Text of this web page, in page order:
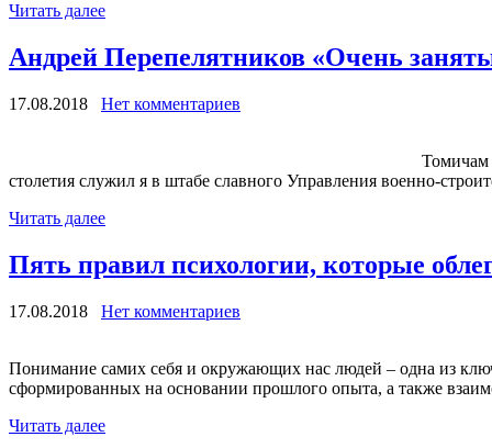
Читать далее
Андрей Перепелятников «Очень
17.08.2018 Нет комментариев
Томичам однополчанам посвящаю. Очень
столетия служил я в штабе славного Управления военно-
Читать далее
Пять правил психологии, которые
17.08.2018 Нет комментариев
Понимание самих себя и окружающих нас людей – одна из
сформированных на основании прошлого опыта, а также
Читать далее